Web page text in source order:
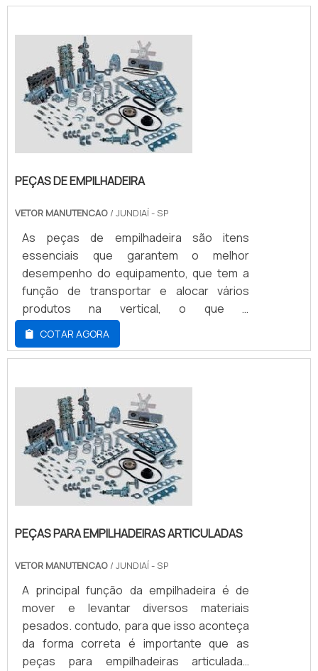
porém, importante para garantir o bom
trabalho do transporte e locomoção de
cargas e materiais pesados.MAIS
INFORMAÇÕES SOBRE O PRODUTOÉ fu...
PEÇAS DE EMPILHADEIRA
VETOR MANUTENCAO / JUNDIAÍ - SP
As peças de empilhadeira são itens
essenciais que garantem o melhor
desempenho do equipamento, que tem a
função de transportar e alocar vários
produtos na vertical, o que é
extremamente difícil de fazer manualmente.
Contudo, para garantir o funcionamento do
equipamento, qualquer peça empilhadeira
conservação.Informações sobre a troca
de peçasQuando alguma peça falha, é
fundamental que a troca seja feita da...
COTAR AGORA
PEÇAS PARA EMPILHADEIRAS ARTICULADAS
VETOR MANUTENCAO / JUNDIAÍ - SP
A principal função da empilhadeira é de
mover e levantar diversos materiais
pesados. contudo, para que isso aconteça
da forma correta é importante que as
peças para empilhadeiras articuladas